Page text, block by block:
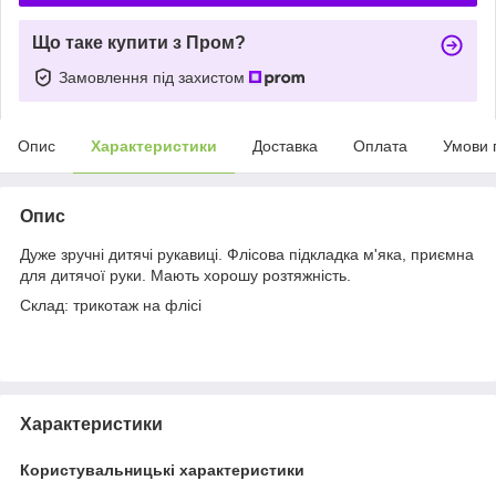
Що таке купити з Пром?
Замовлення під захистом
Опис Характеристики Доставка Оплата Умови
Опис
Дуже зручні дитячі рукавиці. Флісова підкладка м'яка, приємна
для дитячої руки. Мають хорошу розтяжність.
Склад: трикотаж на флісі
Характеристики
Користувальницькі характеристики